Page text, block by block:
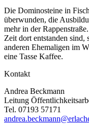
Die Dominosteine in
überwunden, die
mehr in der
Zeit dort entstanden sind,
anderen Ehemaligen im
eine Tasse Kaffee.
Kontakt
Andrea Beckmann
Leitung
Tel. 07193 57171